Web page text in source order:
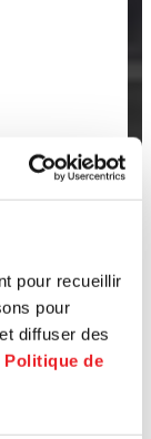
pour recueillir
pour
diffuser des
Politique de